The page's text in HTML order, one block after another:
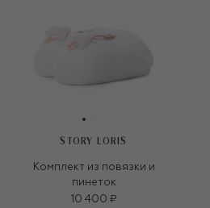
STORY LORIS
Комплект из повязки и
пинеток
10 400 ₽